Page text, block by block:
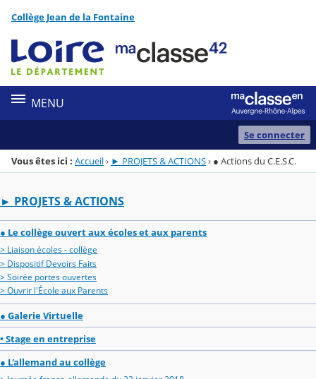
Menu de la rubrique
Contenu
Collège Jean de la Fontaine
MENU
Se connecter
Vous êtes ici : Accueil› ► PROJETS & ACTIONS› ● Actions du C.E.S.C.
► PROJETS & ACTIONS
● Le collège ouvert aux écoles et aux parents
> Liaison écoles - collège
> Dispositif Devoirs Faits
> Soirée portes ouvertes
> Ouvrir l'École aux Parents
● Galerie Virtuelle
• Stage en entreprise
● L'allemand au collège